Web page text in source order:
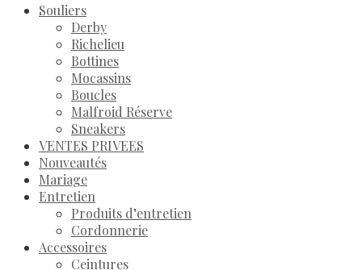
Souliers
Derby
Richelieu
Bottines
Mocassins
Boucles
Malfroid Réserve
Sneakers
VENTES PRIVEES
Nouveautés
Mariage
Entretien
Produits d’entretien
Cordonnerie
Accessoires
Ceintures